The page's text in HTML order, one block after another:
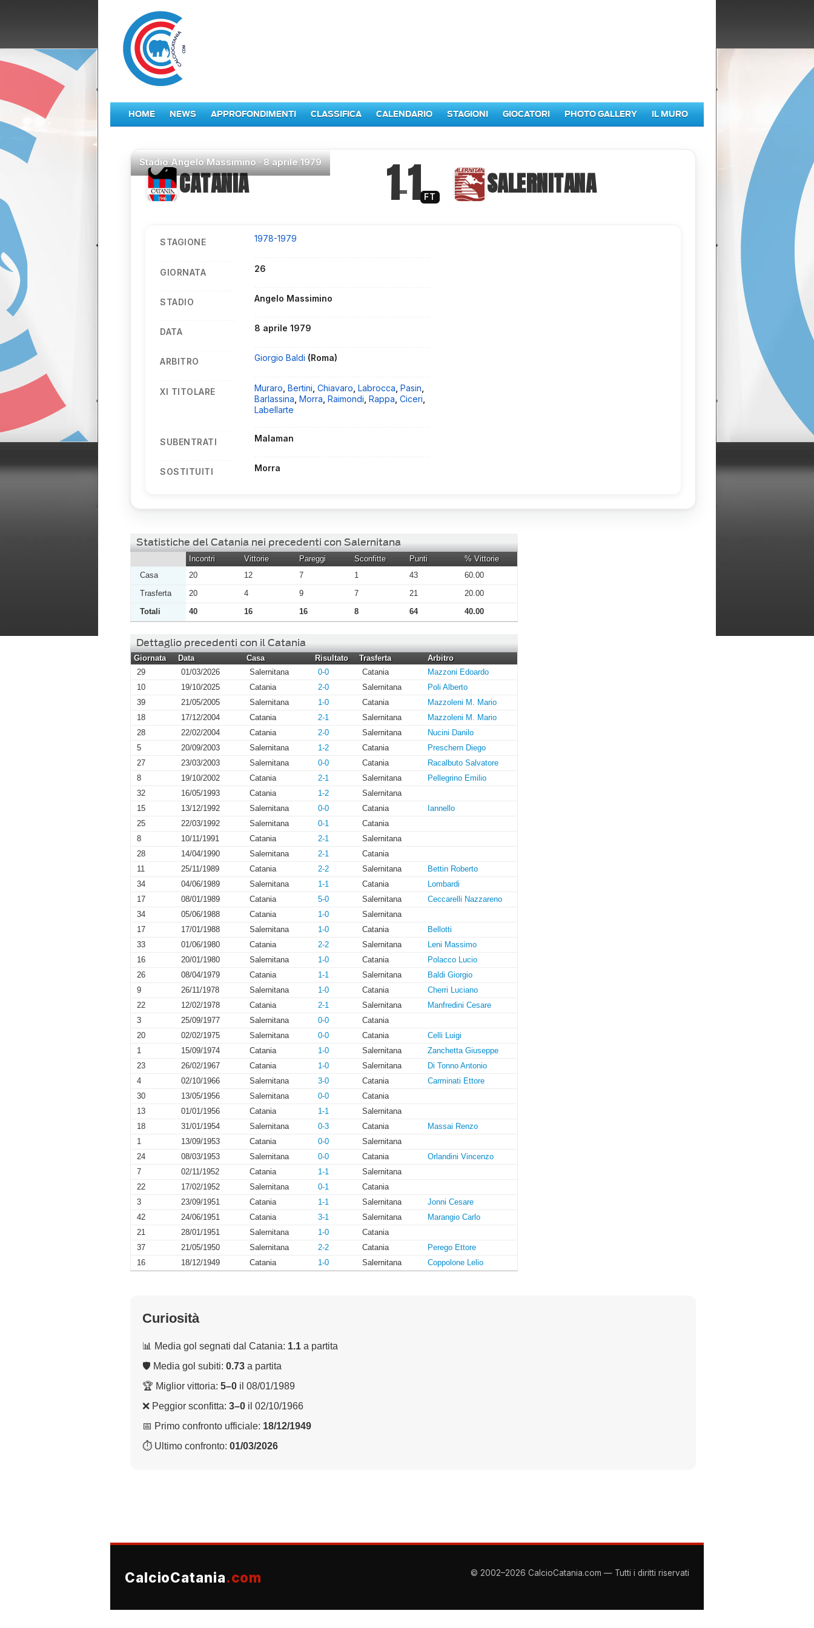
HOME NEWS APPROFONDIMENTI CLASSIFICA CALENDARIO STAGIONI GIOCATORI PHOTO GALLERY IL MURO
StadioAngelo Massimino ·8 aprile 1979
CATANIA 1–1 FT SALERNITANA
STAGIONE 1978-1979
GIORNATA 26
STADIO Angelo Massimino
DATA 8 aprile 1979
ARBITRO Giorgio Baldi (Roma)
XI TITOLARE Muraro ,Bertini ,Chiavaro ,Labrocca ,Pasin
Barlassina ,Morra ,Raimondi ,Rappa ,Ciceri
Labellarte
SUBENTRATI Malaman
SOSTITUITI Morra
Statistiche del Catania nei precedenti con Salernitana
Incontri Vittorie Pareggi Sconfitte Punti
% Vittorie
Casa
20 12 7 1 43
60.00
Trasferta
20 4 9 7 21
20.00
Totali
40 16 16 8 64 40.00
Dettaglio precedenti con il Catania
Giornata Data Casa Risultato Trasferta
Arbitro
29
01/03/2026 Salernitana 0-0 Catania
Mazzoni Edoardo
10
19/10/2025 Catania 2-0 Salernitana
Poli Alberto
39
21/05/2005 Salernitana 1-0 Catania
Mazzoleni M. Mario
18
17/12/2004 Catania 2-1 Salernitana
Mazzoleni M. Mario
28
22/02/2004 Catania 2-0 Salernitana
Nucini Danilo
5
20/09/2003 Salernitana 1-2 Catania
Preschern Diego
27
23/03/2003 Salernitana 0-0 Catania
Racalbuto Salvatore
8
19/10/2002 Catania 2-1 Salernitana
Pellegrino Emilio
32
16/05/1993 Catania 1-2
Salernitana
15
13/12/1992 Salernitana 0-0 Catania
Iannello
25
22/03/1992 Salernitana 0-1
Catania
8
10/11/1991 Catania 2-1
Salernitana
28
14/04/1990 Salernitana 2-1
Catania
11
25/11/1989 Catania 2-2 Salernitana
Bettin Roberto
34
04/06/1989 Salernitana 1-1 Catania
Lombardi
17
08/01/1989 Catania 5-0 Salernitana
Ceccarelli Nazzareno
34
05/06/1988 Catania 1-0
Salernitana
17
17/01/1988 Salernitana 1-0 Catania
Bellotti
33
01/06/1980 Catania 2-2 Salernitana
Leni Massimo
16
20/01/1980 Salernitana 1-0 Catania
Polacco Lucio
26
08/04/1979 Catania 1-1 Salernitana
Baldi Giorgio
9
26/11/1978 Salernitana 1-0 Catania
Cherri Luciano
22
12/02/1978 Catania 2-1 Salernitana
Manfredini Cesare
3
25/09/1977 Salernitana 0-0
Catania
20
02/02/1975 Salernitana 0-0 Catania
Celli Luigi
1
15/09/1974 Catania 1-0 Salernitana
Zanchetta Giuseppe
23
26/02/1967 Catania 1-0 Salernitana
Di Tonno Antonio
4
02/10/1966 Salernitana 3-0 Catania
Carminati Ettore
30
13/05/1956 Salernitana 0-0
Catania
13
01/01/1956 Catania 1-1
Salernitana
18
31/01/1954 Salernitana 0-3 Catania
Massai Renzo
1
13/09/1953 Catania 0-0
Salernitana
24
08/03/1953 Salernitana 0-0 Catania
Orlandini Vincenzo
7
02/11/1952 Catania 1-1
Salernitana
22
17/02/1952 Salernitana 0-1
Catania
3
23/09/1951 Catania 1-1 Salernitana
Jonni Cesare
42
24/06/1951 Catania 3-1 Salernitana
Marangio Carlo
21
28/01/1951 Salernitana 1-0
Catania
37
21/05/1950 Salernitana 2-2 Catania
Perego Ettore
16
18/12/1949 Catania 1-0 Salernitana Coppolone Lelio
Curiosità
📊 Media gol segnati dal Catania: 1.1 a partita
🛡 Media gol subiti: 0.73 a partita
🏆 Miglior vittoria: 5–0 il 08/01/1989
❌ Peggior sconfitta: 3–0 il 02/10/1966
📅 Primo confronto ufficiale: 18/12/1949
⏱ Ultimo confronto: 01/03/2026
CalcioCatania.com © 2002–2026 CalcioCatania.com — Tutti i diritti riservati